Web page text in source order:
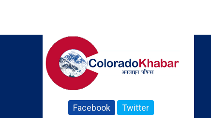
Facebook Twitter